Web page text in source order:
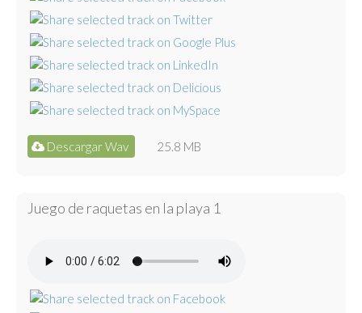
Descargar Wav 25.8 MB
Juego de raquetas en la playa 1